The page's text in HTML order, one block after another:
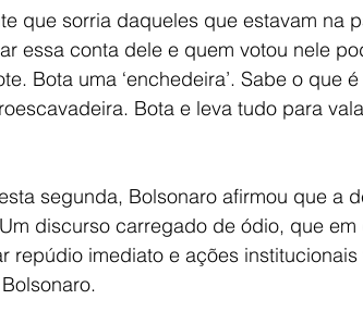
que sorria daqueles que estavam na
essa conta dele e quem votou nele
Bota uma ‘enchedeira’. Sabe o que
Bota e leva tudo para
segunda, Bolsonaro afirmou que a
discurso carregado de ódio, que
repúdio imediato e ações